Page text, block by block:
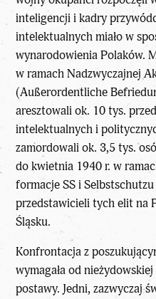
inteligencji i kadry
intelektualnych miało w
wynarodowienia Polaków.
w ramach Nadzwyczajnej
(Außerordentliche
aresztowali ok. 10 tys.
intelektualnych i
zamordowali ok. 3,5 tys.
do kwietnia 1940 r. w
formacje SS i
przedstawicieli tych elit na
Śląsku.
Konfrontacja z
wymagała od
postawy. Jedni, zazwyczaj